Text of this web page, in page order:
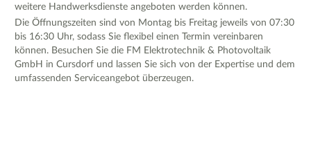
weitere Handwerksdienste angeboten werden können.
Die Öffnungszeiten sind von Montag bis Freitag jeweils von 07:30
bis 16:30 Uhr, sodass Sie flexibel einen Termin vereinbaren
können. Besuchen Sie die FM Elektrotechnik & Photovoltaik
GmbH in Cursdorf und lassen Sie sich von der Expertise und dem
umfassenden Serviceangebot überzeugen.